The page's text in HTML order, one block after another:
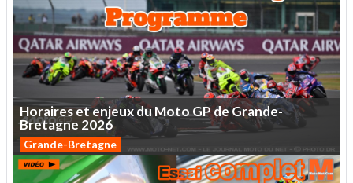
HorairesetenjeuxduMotoGPdeGrande-
Bretagne 2026
Grande-Bretagne